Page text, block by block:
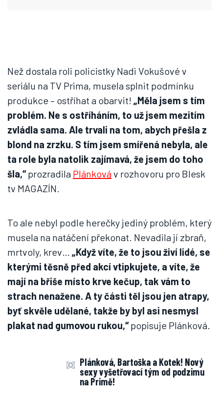
Než dostala roli policistky Nadi Vokušové v
seriálu na TV Prima, musela splnit podmínku
produkce – ostříhat a obarvit! „Měla jsem s tím
problém. Ne s ostříháním, to už jsem mezitím
zvládla sama. Ale trvali na tom, abych přešla z
blond na zrzku. S tím jsem smířená nebyla, ale
ta role byla natolik zajímavá, že jsem do toho
šla,“prozradila Plánkováv rozhovoru pro Blesk
tv MAGAZÍN.
To ale nebyl podle herečky jediný problém, který
musela na natáčení překonat. Nevadila jí zbraň,
mrtvoly, krev… „Když víte, že to jsou živí lidé, se
kterými těsně před akcí vtipkujete, a víte, že
mají na břiše místo krve kečup, tak vám to
strach nenažene. A ty části těl jsou jen atrapy,
byť skvěle udělané, takže by byl asi nesmysl
plakat nad gumovou rukou,“popisuje Plánková.
Plánková, Bartoška a Kotek! Nový
sexy vyšetřovací tým od podzimu
na Primě!